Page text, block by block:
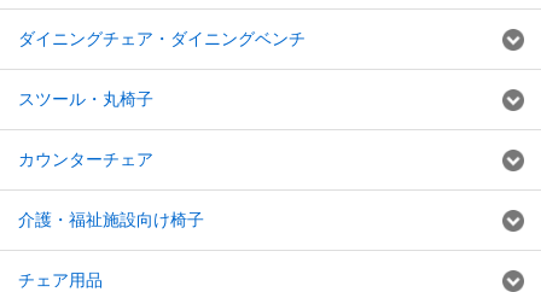
ダイニングチェア・ダイニングベンチ
スツール・丸椅子
カウンターチェア
介護・福祉施設向け椅子
チェア用品